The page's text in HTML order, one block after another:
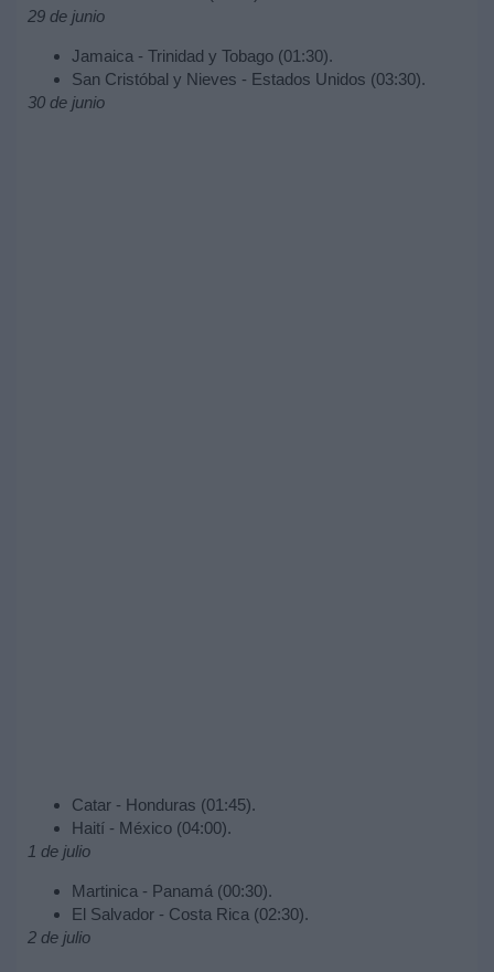
29 de junio
Jamaica - Trinidad y Tobago (01:30).
San Cristóbal y Nieves - Estados Unidos (03:30).
30 de junio
Catar - Honduras (01:45).
Haití - México (04:00).
1 de julio
Martinica - Panamá (00:30).
El Salvador - Costa Rica (02:30).
2 de julio